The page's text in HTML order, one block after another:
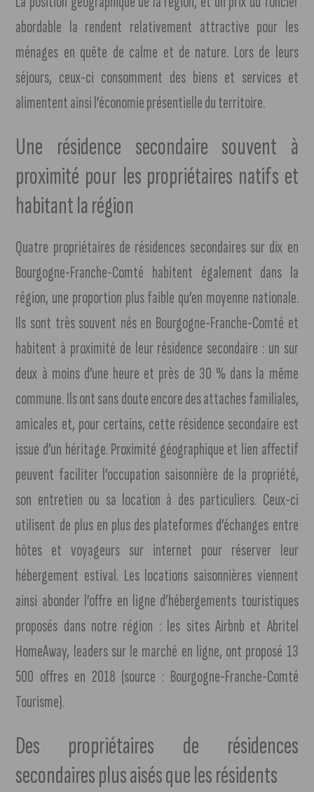
abordable la rendent relativement attractive pour les
ménages en quête de calme et de nature. Lors de leurs
séjours, ceux-ci consomment des biens et services et
alimentent ainsi l’économie présentielle du territoire.
Une résidence secondaire souvent à
proximité pour les propriétaires natifs et
habitant la région
Quatre propriétaires de résidences secondaires sur dix en
Bourgogne-Franche-Comté habitent également dans la
région, une proportion plus faible qu’en moyenne nationale.
Ils sont très souvent nés en Bourgogne-Franche-Comté et
habitent à proximité de leur résidence secondaire : un sur
deux à moins d’une heure et près de 30 % dans la même
commune. Ils ont sans doute encore des attaches familiales,
amicales et, pour certains, cette résidence secondaire est
issue d’un héritage. Proximité géographique et lien affectif
peuvent faciliter l’occupation saisonnière de la propriété,
son entretien ou sa location à des particuliers. Ceux-ci
utilisent de plus en plus des plateformes d’échanges entre
hôtes et voyageurs sur internet pour réserver leur
hébergement estival. Les locations saisonnières viennent
ainsi abonder l’offre en ligne d’hébergements touristiques
proposés dans notre région : les sites Airbnb et Abritel
HomeAway, leaders sur le marché en ligne, ont proposé 13
500 offres en 2018 (source : Bourgogne-Franche-Comté
Tourisme).
Des propriétaires de résidences
secondaires plus aisés que les résidents